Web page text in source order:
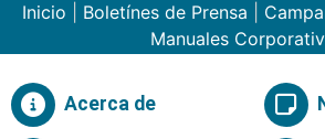
Inicio Boletínes de Prensa
Manuales
Acerca de